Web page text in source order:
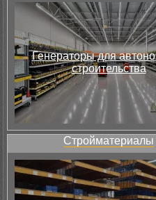
Генераторы для
строительства
Стройматериалы